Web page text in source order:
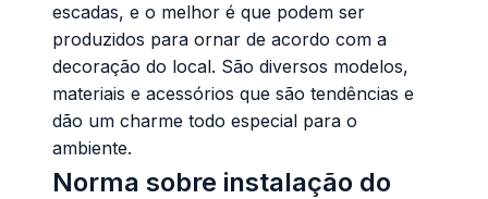
escadas, e o melhor é que podem ser
produzidos para ornar de acordo com a
decoração do local. São diversos modelos,
materiais e acessórios que são tendências e
dão um charme todo especial para o
ambiente.
Norma sobre instalação do